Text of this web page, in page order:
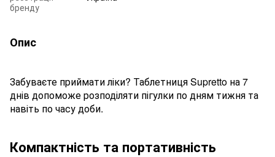
бренду
Опис
Забуваєте приймати ліки? Таблетниця Supretto на 7
днів допоможе розподіляти пігулки по дням тижня та
навіть по часу доби.
Компактність та портативність